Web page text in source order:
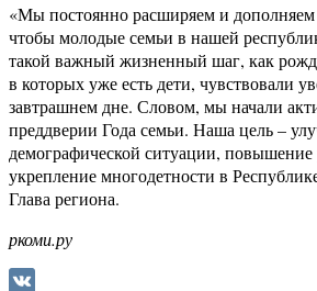
«Мы постоянно расширяем и
чтобы молодые семьи в нашей
такой важный жизненный шаг, как
в которых уже есть дети, чувствовали
завтрашнем дне. Словом, мы начали
преддверии Года семьи. Наша цель –
демографической ситуации,
укрепление многодетности в
Глава региона.
ркоми.ру